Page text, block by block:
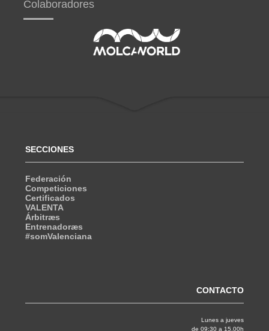
Colaboradores
SECCIONES
Federación
Competiciones
Certificados
VALENTA
Árbitræs
Entrenadoræs
#somValenciana
CONTACTO
Lunes a jueves
de 09:30 a 15.00h